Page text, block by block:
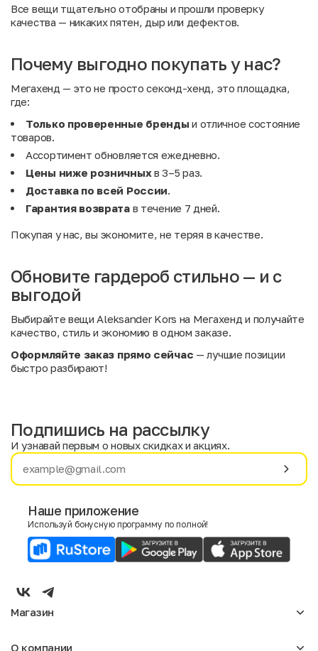
Все вещи тщательно отобраны и прошли проверку
качества — никаких пятен, дыр или дефектов.
Почему выгодно покупать у нас?
Мегахенд — это не просто секонд-хенд, это площадка,
где:
Только проверенные бренды и отличное состояние
товаров.
Ассортимент обновляется ежедневно.
Цены ниже розничныхв 3–5 раз.
Доставка по всей России.
Гарантия возвратав течение 7 дней.
Покупая у нас, вы экономите, не теряя в качестве.
Обновите гардероб стильно — и с
выгодой
Выбирайте вещи Aleksander Kors на Мегахенд и получайте
качество, стиль и экономию в одном заказе.
Оформляйте заказ прямо сейчас — лучшие позиции
быстро разбирают!
Имя
E-mail
Мужской
Подпишись на рассылку
И узнавай первым о новых скидках и акциях.
Наше приложение
Используй бонусную программу по полной!
Магазин
О компании